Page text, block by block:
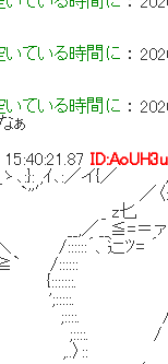
いている時間に ：
いている時間に ：
ぁ
:}､:_ゝ､:}: ,ｲ､:／イ{
／〈: 彡
_ z匕 ヽ:
／__≦=＝ァ
/::::::´、辷ﾂ=
=＝≧` /::::::
｀ {:::::::.
／ 我が王
/ー
ほど、ま
|＿|